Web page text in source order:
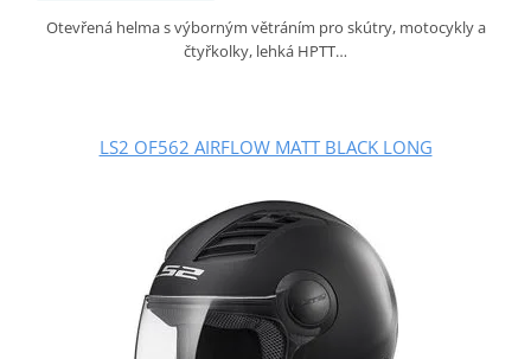
Otevřená helma s výborným větráním pro skútry, motocykly a
čtyřkolky, lehká HPTT…
LS2 OF562 AIRFLOW MATT BLACK LONG